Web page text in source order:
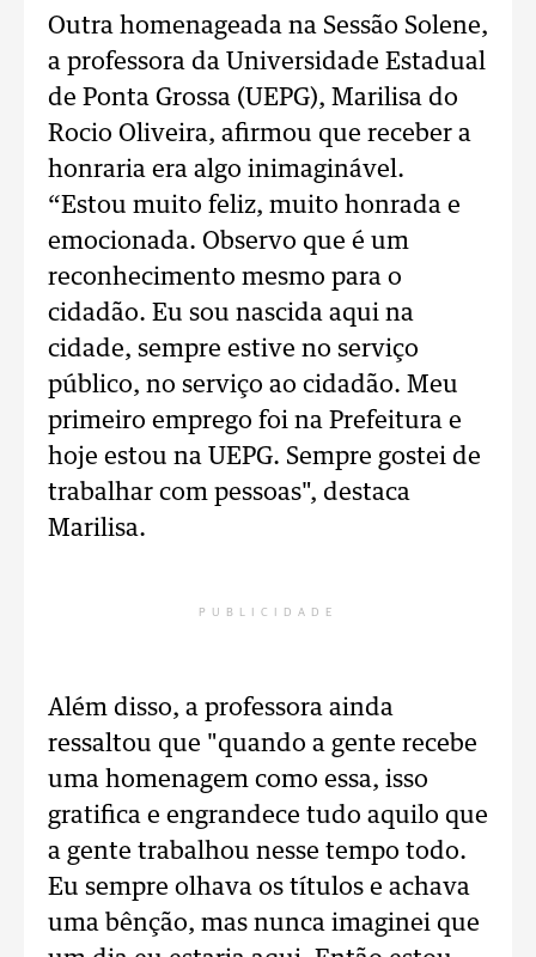
Outra homenageada na Sessão Solene,
a professora da Universidade Estadual
de Ponta Grossa (UEPG), Marilisa do
Rocio Oliveira, afirmou que receber a
honraria era algo inimaginável.
“Estou muito feliz, muito honrada e
emocionada. Observo que é um
reconhecimento mesmo para o
cidadão. Eu sou nascida aqui na
cidade, sempre estive no serviço
público, no serviço ao cidadão. Meu
primeiro emprego foi na Prefeitura e
hoje estou na UEPG. Sempre gostei de
trabalhar com pessoas", destaca
Marilisa.
PUBLICIDADE
Além disso, a professora ainda
ressaltou que "quando a gente recebe
uma homenagem como essa, isso
gratifica e engrandece tudo aquilo que
a gente trabalhou nesse tempo todo.
Eu sempre olhava os títulos e achava
uma bênção, mas nunca imaginei que